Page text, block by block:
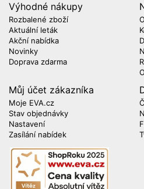
Výhodné nákupy
Rozbalené zboží
Aktuální leták
Akční nabídka
Novinky
Doprava zdarma
Můj účet zákazníka
Moje EVA.cz
Stav objednávky
Nastavení
Zasílání nabídek